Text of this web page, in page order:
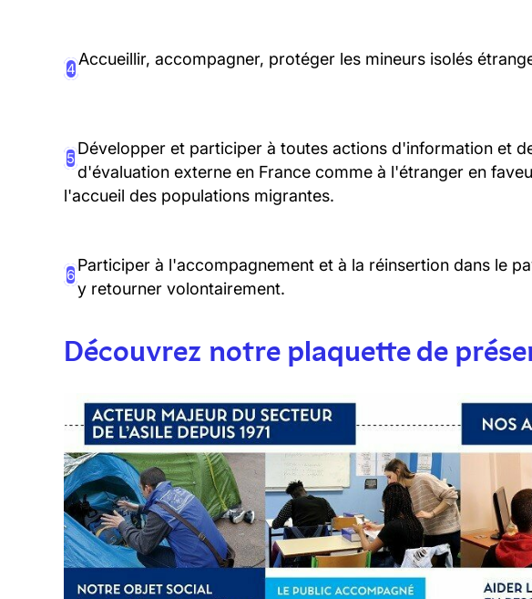
4
Accueillir, accompagner, protéger les mineurs isolés
5
Développer et participer à toutes actions d'information et
d'évaluation externe en France comme à l'étranger en
l'accueil des populations migrantes.
6
Participer à l'accompagnement et à la réinsertion dans le
y retourner volontairement.
Découvrez notre plaquette de